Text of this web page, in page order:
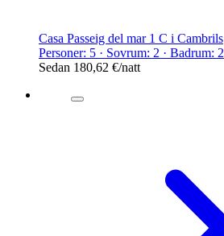
Casa Passeig del mar 1 C i Cambrils
Personer: 5 · Sovrum: 2 · Badrum: 2
Sedan 180,62 €/natt